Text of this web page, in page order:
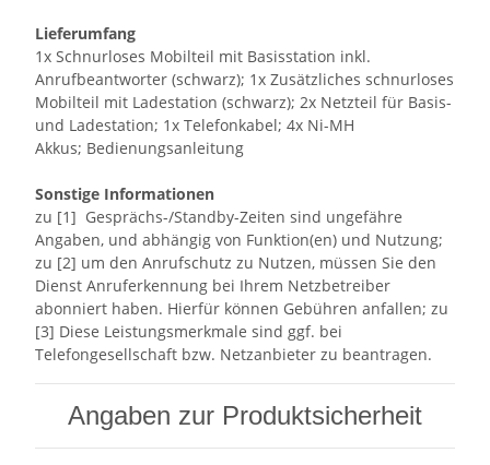
Lieferumfang
1x Schnurloses Mobilteil mit Basisstation inkl.
Anrufbeantworter (schwarz); 1x Zusätzliches schnurloses
Mobilteil mit Ladestation (schwarz); 2x Netzteil für Basis-
und Ladestation; 1x Telefonkabel; 4x Ni-MH
Akkus; Bedienungsanleitung
Sonstige Informationen
zu [1] Gesprächs-/Standby-Zeiten sind ungefähre
Angaben, und abhängig von Funktion(en) und Nutzung;
zu [2] um den Anrufschutz zu Nutzen, müssen Sie den
Dienst Anruferkennung bei Ihrem Netzbetreiber
abonniert haben. Hierfür können Gebühren anfallen; zu
[3] Diese Leistungsmerkmale sind ggf. bei
Telefongesellschaft bzw. Netzanbieter zu beantragen.
Angaben zur Produktsicherheit